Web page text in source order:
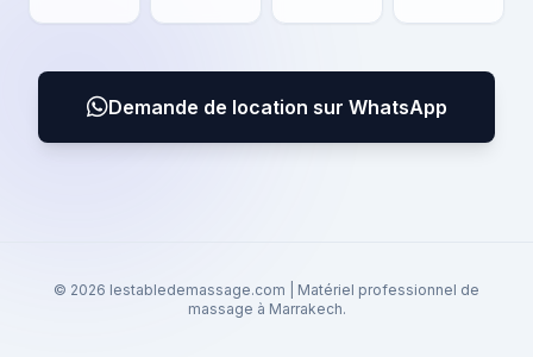
Demande de location sur WhatsApp
© 2026 lestabledemassage.com | Matériel professionnel de
massage à Marrakech.